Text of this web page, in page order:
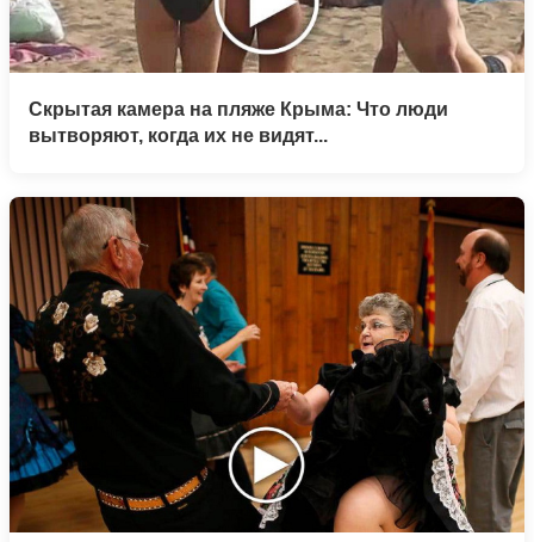
Скрытая камера на пляже Крыма: Что люди
вытворяют, когда их не видят...